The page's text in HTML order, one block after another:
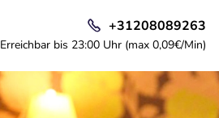
+31208089263
Erreichbar bis 23:00 Uhr (max 0,09€/Min)